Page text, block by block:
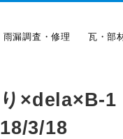
雨漏調査・修理 瓦・部
×dela×B-1
3/18